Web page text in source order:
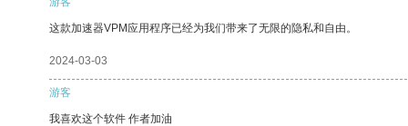
这款加速器VPM应用程序已经为我们带来了无限的隐私和自由。
2024-03-03
游客
我喜欢这个软件 作者加油